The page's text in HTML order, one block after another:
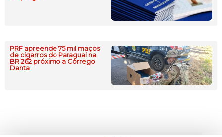
PRF apreende 75 mil maços
de cigarros do Paraguai na
BR 262 próximo a Córrego
Danta